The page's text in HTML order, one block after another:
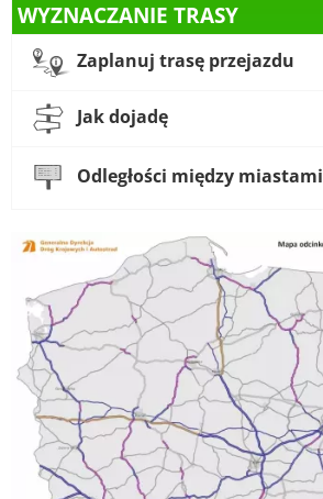
WYZNACZANIE TRASY
Zaplanuj trasę przejazdu
Jak dojadę
Odległości między miastami